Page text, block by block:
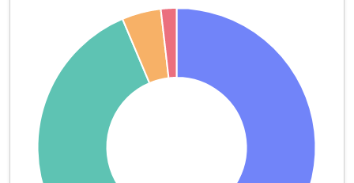
Klusbedrijf E.Janssens
Seminarieweg 28
Lekker & Bourgondisch
Gilzeweg 15
Levo Holding B.V.
Bavelse Hei 9